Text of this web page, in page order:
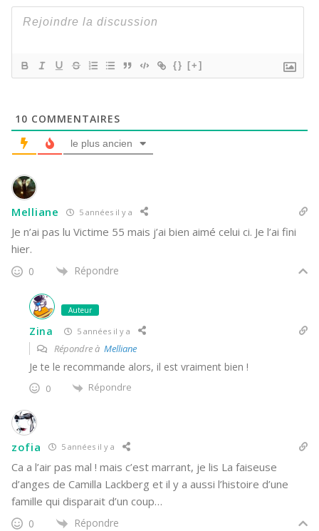
{} [+]
10 COMMENTAIRES
le plus ancien
Melliane 5 années il y a
Je n’ai pas lu Victime 55 mais j’ai bien aimé celui ci. Je l’ai fini
hier.
0 Répondre
Auteur
Zina 5 années il y a
Répondre à Melliane
Je te le recommande alors, il est vraiment bien !
0 Répondre
zofia 5 années il y a
Ca a l’air pas mal ! mais c’est marrant, je lis La faiseuse
d’anges de Camilla Lackberg et il y a aussi l’histoire d’une
famille qui disparait d’un coup…
0 Répondre